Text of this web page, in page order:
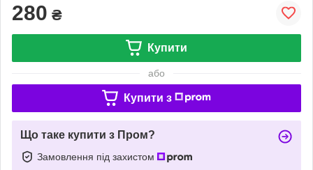
280 ₴
Купити
або
Купити з
Що таке купити з Пром?
Замовлення під захистом